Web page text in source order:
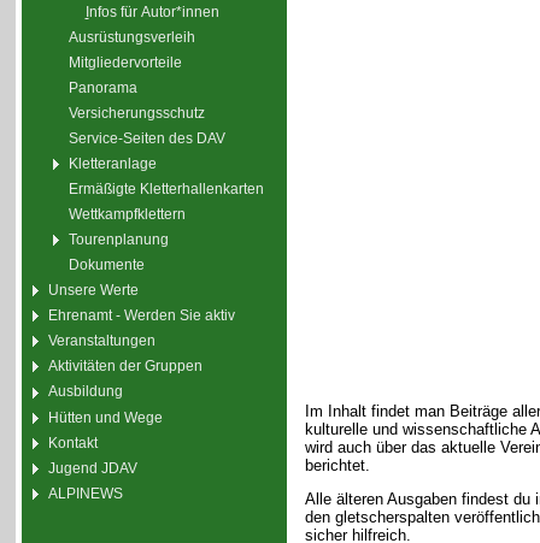
Infos für Autor*innen
Ausrüstungsverleih
Mitgliedervorteile
Panorama
Versicherungsschutz
Service-Seiten des DAV
Kletteranlage
Ermäßigte Kletterhallenkarten
Wettkampfklettern
Tourenplanung
Dokumente
Unsere Werte
Ehrenamt - Werden Sie aktiv
Veranstaltungen
Aktivitäten der Gruppen
Ausbildung
Hütten und Wege
Kontakt
Jugend JDAV
ALPINEWS
Im Inhalt findet man Beiträge
kulturelle und wissenschaftliche
wird auch über das aktuelle
berichtet.
Alle älteren Ausgaben findest du
den gletscherspalten
sicher hilfreich.